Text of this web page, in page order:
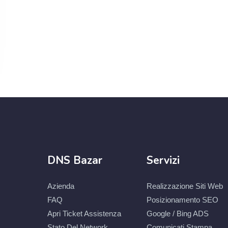
DNS Bazar
Azienda
FAQ
Apri Ticket Assistenza
Servizi
Realizzazione Siti Web
Posizionamento SEO
Google / Bing ADS